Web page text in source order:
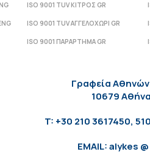
ISO 9001 TUV ΚΙΤΡΟΣ GR
ISO 9001 TUV ΑΓΓΕΛΟΧΩΡΙ GR
ISO 9001 ΠΑΡΑΡΤΗΜΑ GR
Γραφεία
10679
T: +30 210 3617450,
EMAIL: alykes